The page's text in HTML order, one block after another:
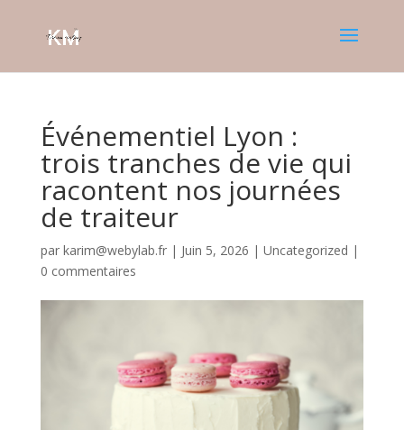
Événementiel Lyon :
trois tranches de vie qui
racontent nos journées
de traiteur
par karim@webylab.fr| Juin 5, 2026 | Uncategorized |
0 commentaires